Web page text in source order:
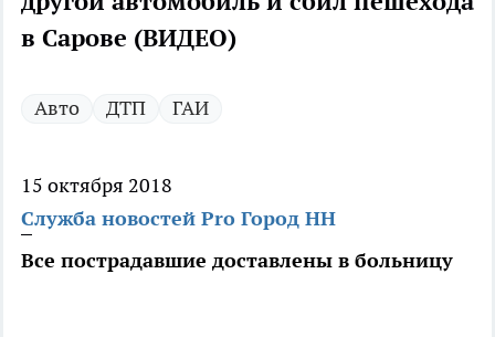
в Сарове‍ (ВИДЕО)
Авто ДТП ГАИ
15 октября 2018
Служба новостей Pro Город НН
Все пострадавшие доставлены в больницу